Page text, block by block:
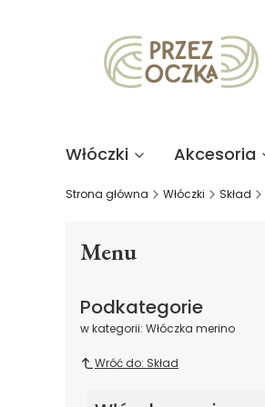
Włóczki Akcesoria
Strona główna Włóczki Skład
Menu
Podkategorie
w kategorii: Włóczka merino
Wróć do: Skład